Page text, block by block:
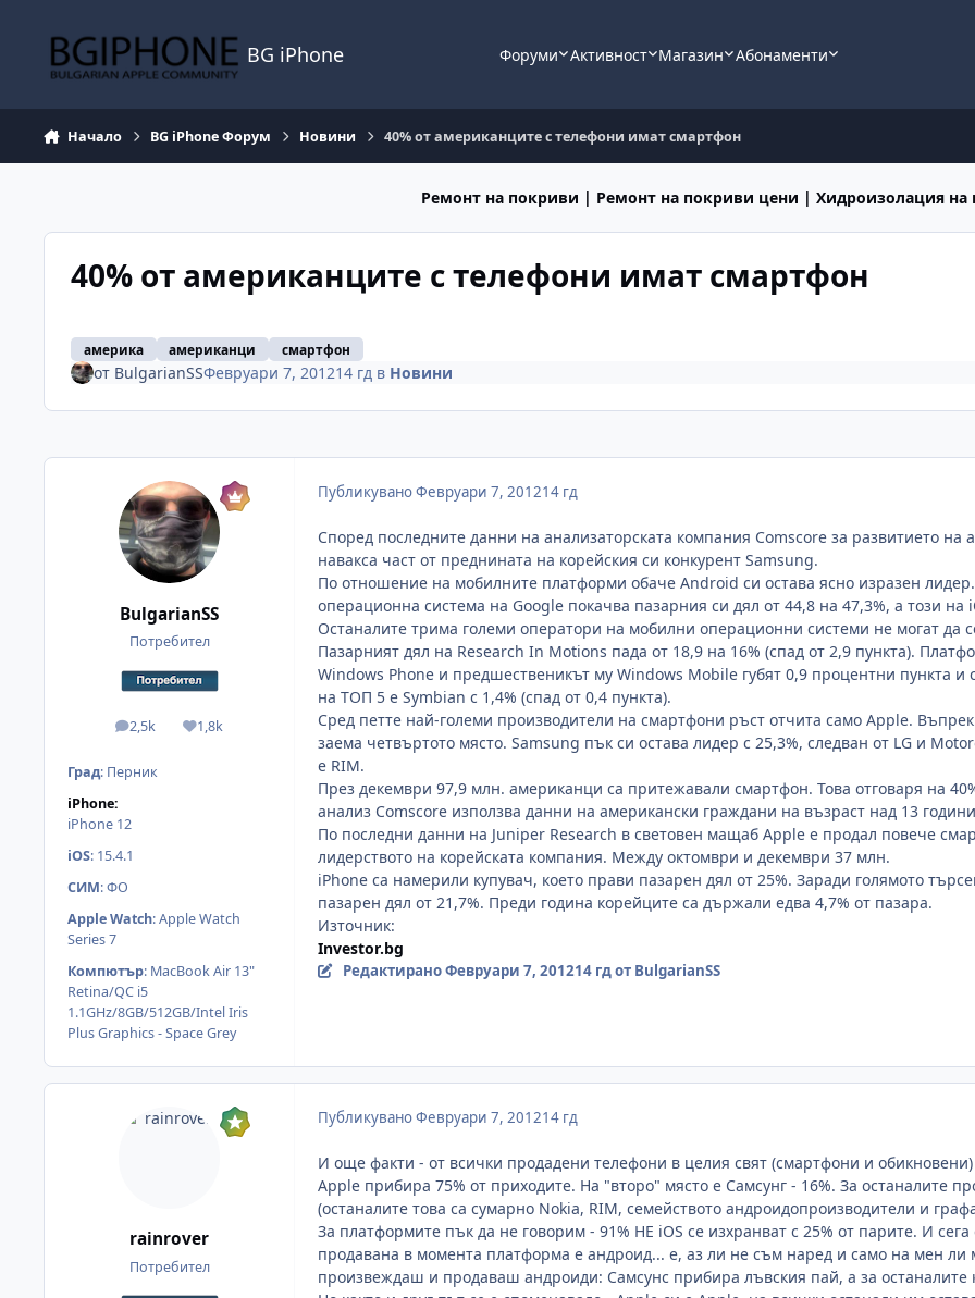
BG iPhone Форуми Активност Магазин Абонаменти
Начало BG iPhone Форум Новини 40% от американците с телефони имат смартфон
Ремонт на покриви | Ремонт на покриви цени | Хидроизолация на
40% от американците с телефони имат смартфон
америка американци смартфон
от BulgarianSSФевруари 7, 201214 гдв Новини
BulgarianSS
Потребител
2,5k
мнения 1,8k
Reputation
Град: Перник
iPhone:
iPhone 12
iOS: 15.4.1
СИМ:ФО
Apple Watch:Apple Watch
Series 7
Компютър: MacBook Air 13"
Retina/QC i5
1.1GHz/8GB/512GB/Intel Iris
Plus Graphics - Space Grey
ПубликуваноФевруари 7, 201214 гд
Според последните данни на анализаторската компания Comscore за развитието
навакса част от преднината на корейския си конкурент Samsung.
По отношение на мобилните платформи обаче Android си остава ясно изразен
операционна система на Google покачва пазарния си дял от 44,8 на 47,3%, а този на
Останалите трима големи оператори на мобилни операционни системи не могат да
Пазарният дял на Research In Motions пада от 18,9 на 16% (спад от 2,9 пункта).
Windows Phone и предшественикът му Windows Mobile губят 0,9 процентни пункта и
на ТОП 5 е Symbian с 1,4% (спад от 0,4 пункта).
Сред петте най-големи производители на смартфони ръст отчита само Apple.
заема четвъртото място. Samsung пък си остава лидер с 25,3%, следван от LG и
е RIM.
През декември 97,9 млн. американци са притежавали смартфон. Това отговаря на
анализ Comscore използва данни на американски граждани на възраст над 13
По последни данни на Juniper Research в световен мащаб Apple е продал повече
лидерството на корейската компания. Между октомври и декември 37 млн.
iPhone са намерили купувач, което прави пазарен дял от 25%. Заради голямото
пазарен дял от 21,7%. Преди година корейците са държали едва 4,7% от пазара.
Източник:
Investor.bg
РедактираноФевруари 7, 201214 гдот BulgarianSS
rainrover
Потребител
ПубликуваноФевруари 7, 201214 гд
И още факти - от всички продадени телефони в целия свят (смартфони и
Apple прибира 75% от приходите. На "второ" място е Самсунг - 16%. За останалите
(останалите това са сумарно Nokia, RIM, семейството андроидопроизводители и
За платформите пък да не говорим - 91% НЕ iOS се изхранват с 25% от парите. И
продавана в момента платформа е андроид... е, аз ли не съм наред и само на мен ли
произвеждаш и продаваш андроиди: Самсунс прибира лъвския пай, а за останалите